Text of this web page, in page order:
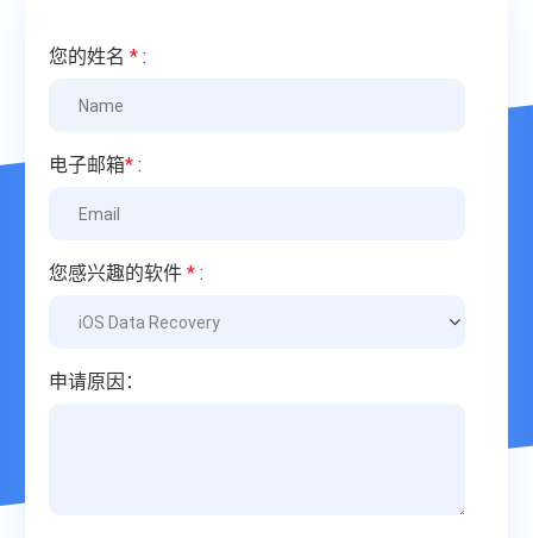
您的姓名* :
电子邮箱* :
您感兴趣的软件* :
申请原因：